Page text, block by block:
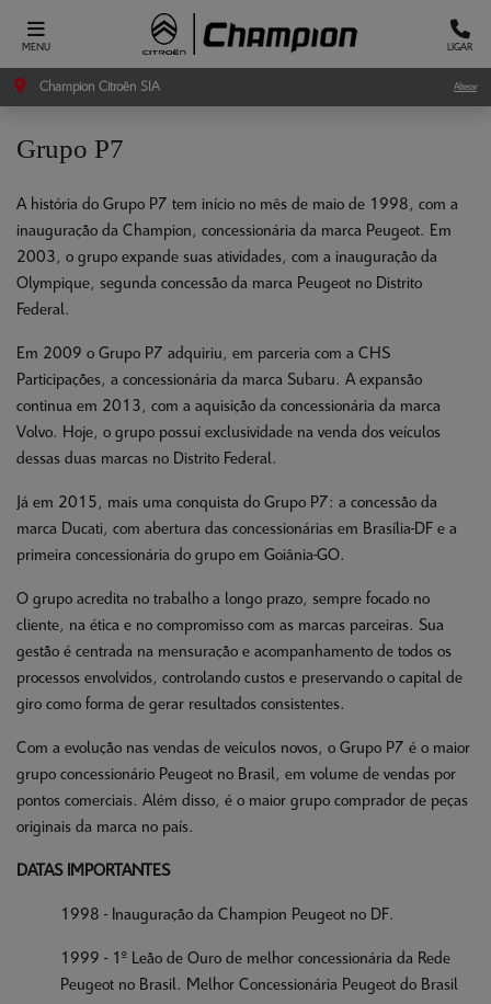
MENU LIGAR
Champion Citroën SIA Alterar
Grupo P7
A história do Grupo P7 tem início no mês de maio de 1998, com a
inauguração da Champion, concessionária da marca Peugeot. Em
2003, o grupo expande suas atividades, com a inauguração da
Olympique, segunda concessão da marca Peugeot no Distrito
Federal.
Em 2009 o Grupo P7 adquiriu, em parceria com a CHS
Participações, a concessionária da marca Subaru. A expansão
continua em 2013, com a aquisição da concessionária da marca
Volvo. Hoje, o grupo possuí exclusividade na venda dos veículos
dessas duas marcas no Distrito Federal.
Já em 2015, mais uma conquista do Grupo P7: a concessão da
marca Ducati, com abertura das concessionárias em Brasília-DF e a
primeira concessionária do grupo em Goiânia-GO.
O grupo acredita no trabalho a longo prazo, sempre focado no
cliente, na ética e no compromisso com as marcas parceiras. Sua
gestão é centrada na mensuração e acompanhamento de todos os
processos envolvidos, controlando custos e preservando o capital de
giro como forma de gerar resultados consistentes.
Com a evolução nas vendas de veículos novos, o Grupo P7 é o maior
grupo concessionário Peugeot no Brasil, em volume de vendas por
pontos comerciais. Além disso, é o maior grupo comprador de peças
originais da marca no país.
DATAS IMPORTANTES
1998 - Inauguração da Champion Peugeot no DF.
1999 - 1º Leão de Ouro de melhor concessionária da Rede
Peugeot no Brasil. Melhor Concessionária Peugeot do Brasil